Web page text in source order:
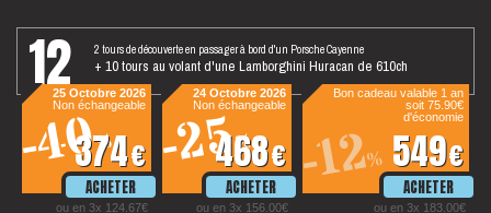
12
tours
2 tours de découverte en passager à bord d'un Porsche Cayenne
+ 10 tours au volant d'une Lamborghini Huracan de 610ch
Bon cadeau valable 1 an
549€
ou en 3x 183.00€
-12%
soit 75.90€
d'économie
24 Octobre 2026
Non échangeable
468€
ou en 3x 156.00€
-25%
25 Octobre 2026
Non échangeable
374€
ou en 3x 124.67€
-40%